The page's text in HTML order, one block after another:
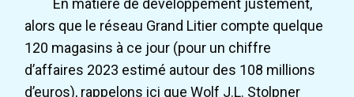
En matière de développement justement,
alors que le réseau Grand Litier compte quelque
120 magasins à ce jour (pour un chiffre
d’affaires 2023 estimé autour des 108 millions
d’euros), rappelons ici que Wolf J.L. Stolpner